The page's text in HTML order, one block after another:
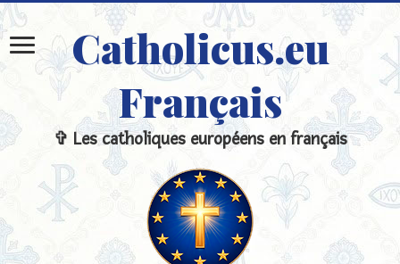
Catholicus.eu
Français
✞ Les catholiques européens en français